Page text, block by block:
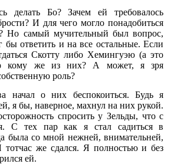
делать Бо? Зачем ей требовалось
И для чего могло понадобиться
Но самый мучительный был вопрос,
бы ответить и на все остальные. Если
Скотту либо Хемингуэю (а это
кому же из них? А может, я зря
роль?
начал о них беспокоиться. Будь я
я бы, наверное, махнул на них рукой.
спросить у Зельды, что с
С тех пар как я стал садиться в
была со мной нежней, внимательней,
тотчас же сдался. Я полностью и без
ей.